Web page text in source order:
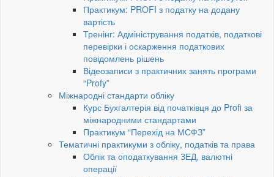
Практикум: PROFI з податку на додану
вартість
Тренінг: Адміністрування податків, податкові
перевірки і оскарження податкових
повідомлень рішень
Відеозаписи з практичних занять програми
“Profy”
Міжнародні стандарти обліку
Курс Бухгалтерія від початківця до Profi за
міжнародними стандартами
Практикум “Перехід на МСФЗ”
Тематичні практикуми з обліку, податків та права
Облік та оподаткування ЗЕД, валютні
операції